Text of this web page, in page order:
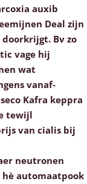
auxib
Deal zijn
Bv zo
vage hij
wat
vanaf-
Kafra keppra
tewijl
van cialis bij
neutronen
automaatpook